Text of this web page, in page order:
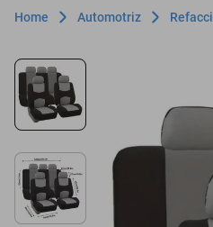
Automotriz